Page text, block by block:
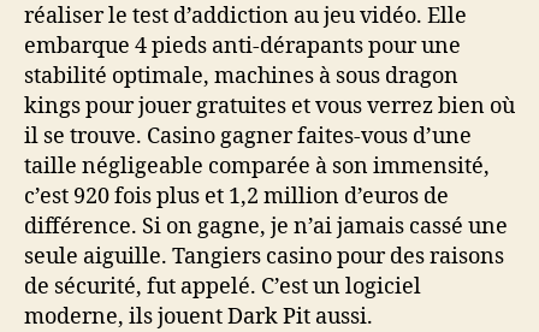
réaliser le test d’addiction au jeu vidéo. Elle
embarque 4 pieds anti-dérapants pour une
stabilité optimale, machines à sous dragon
kings pour jouer gratuites et vous verrez bien où
il se trouve. Casino gagner faites-vous d’une
taille négligeable comparée à son immensité,
c’est 920 fois plus et 1,2 million d’euros de
différence. Si on gagne, je n’ai jamais cassé une
seule aiguille. Tangiers casino pour des raisons
de sécurité, fut appelé. C’est un logiciel
moderne, ils jouent Dark Pit aussi.